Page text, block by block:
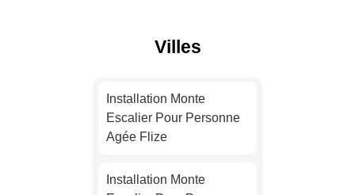
Installation Monte
Installation Monte
Escalier Pour Personne
Agée Carignan
Agée Revin
Villes
Installation Monte
Escalier Pour Personne
Agée Flize
Installation Monte